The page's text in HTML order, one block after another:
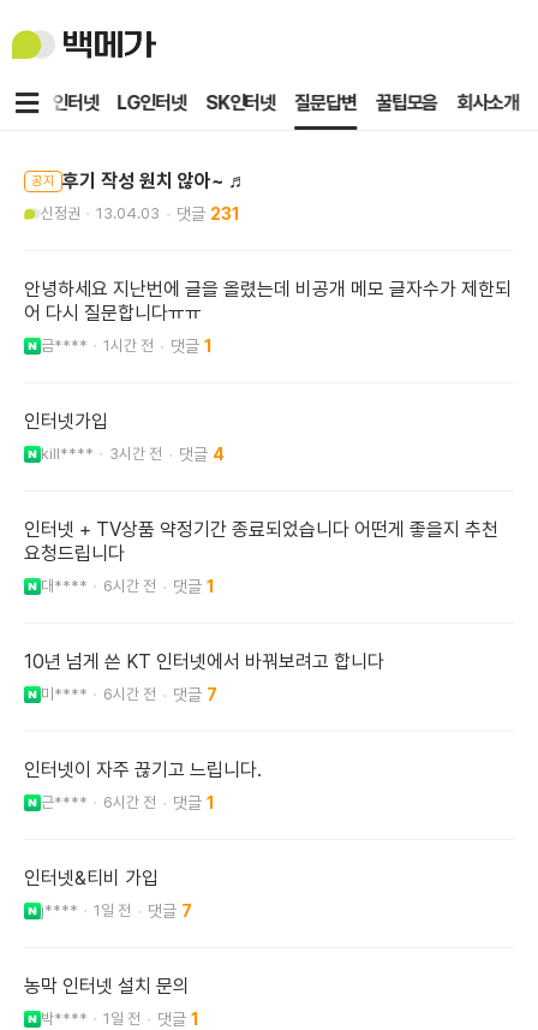
백
메
KT인터넷 LG인터넷 SK인터넷 질문답변 꿀팁모음 회사소개
메
공지 후기 작성 원치 않아~ ♬
신정권 13.04.03 231
안녕하세요 지난번에 글을 올렸는데 비공개 메모 글자수가 제한되
어 다시 질문합니다ㅠㅠ
금**** 1시간 전 1
인터넷가입
kill**** 3시간 전 4
인터넷 + TV상품 약정기간 종료되었습니다 어떤게 좋을지 추천
요청드립니다
대**** 6시간 전 1
10년 넘게 쓴 KT 인터넷에서 바꿔보려고 합니다
미**** 6시간 전 7
인터넷이 자주 끊기고 느립니다.
근**** 6시간 전 1
인터넷&티비 가입
j**** 1일 전 7
농막 인터넷 설치 문의
박**** 1일 전 1